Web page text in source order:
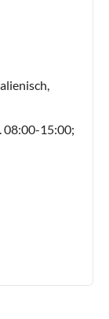
um Ihnen
zur
hinaus; wir
zu sein.
08:00-15:00;